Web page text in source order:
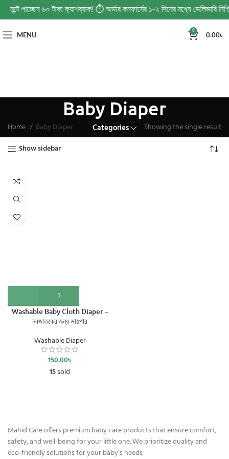
পাচ্ছেন ৬০ টাকা ক্যাশব্যাক! ⏱️ অর্ডার কনফার্মের ১-২ দিনের মধ্যে
MENU 0 0.00৳
Baby Diaper
Categories
Home Baby Diaper
Showing the single result
Show sidebar
Washable Baby Cloth Diaper –
নবজাতকের জন্য ডায়পার
Washable Diaper
150.00৳
15sold
Mahid Care offers premium baby care products that ensure comfort,
safety, and well-being for your little one. We prioritize quality and
eco-friendly solutions for your baby’s needs